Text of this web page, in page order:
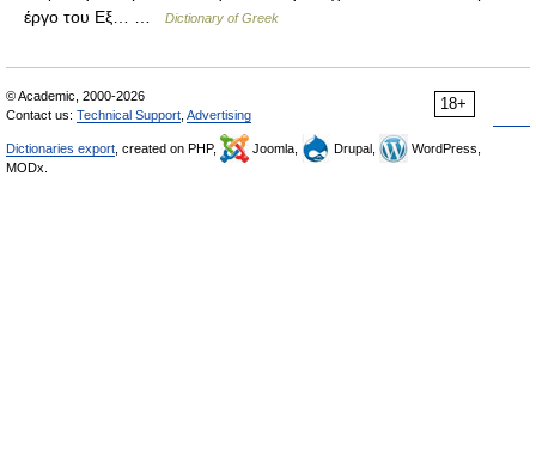
έργο του Εξ… …
Dictionary of Greek
18+
© Academic, 2000-2026
Contact us: Technical Support Advertising
Dictionaries export , created on PHP, Joomla, Drupal,
WordPress,
MODx.